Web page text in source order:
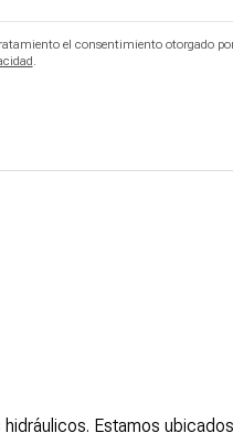
el consentimiento otorgado
.
Estamos